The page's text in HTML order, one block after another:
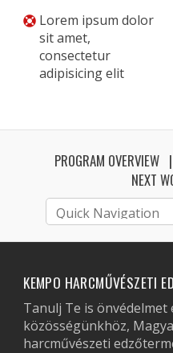
Lorem ipsum dolor
sit amet,
consectetur
adipisicing elit
PROGRAM OVERVIEW
NEXT
KEMPO HARCMŰVÉSZETI
Tanulj Te is önvédelmet
közösségünkhöz,
harcművészeti